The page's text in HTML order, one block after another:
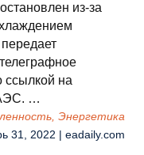
из-за
ссылкой на
…
Энергетика
31, 2022 | eadaily.com